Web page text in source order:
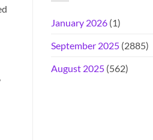
January 2026(1)
September 2025(2885)
August 2025(562)